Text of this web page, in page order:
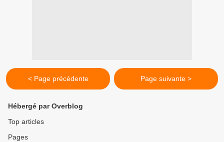
< Page précédente Page suivante >
Hébergé par Overblog
Top articles
Pages